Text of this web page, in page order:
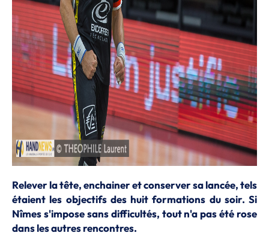
Relever la tête, enchainer et conserver sa lancée, tels
étaient les objectifs des huit formations du soir. Si
Nîmes s'impose sans difficultés, tout n'a pas été rose
dans les autres rencontres.